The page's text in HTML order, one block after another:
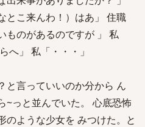
とこ来んわ！）はあ」 住職
ものがあるのですが 」 私
へ」 私「・・・」
と言っていいのか分から ん
~っと並んでいた。 心底恐怖
のような少女を みつけた。と